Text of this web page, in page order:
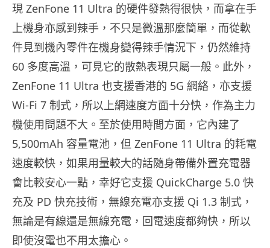
現 ZenFone 11 Ultra 的硬件發熱得很快，而拿在手
上機身亦感到辣手，不只是微溫那麼簡單，而從軟
件見到機內零件在機身變得辣手情況下，仍然維持
60 多度高溫，可見它的散熱表現只屬一般。此外，
ZenFone 11 Ultra 也支援香港的 5G 網絡，亦支援
Wi-Fi 7 制式，所以上網速度方面十分快，作為主力
機使用問題不大。至於使用時間方面，它內建了
5,500mAh 容量電池，但 ZenFone 11 Ultra 的耗電
速度較快，如果用量較大的話隨身帶備外置充電器
會比較安心一點，幸好它支援 QuickCharge 5.0 快
充及 PD 快充技術，無線充電亦支援 Qi 1.3 制式，
無論是有線還是無線充電，回電速度都夠快，所以
即使沒電也不用太擔心。